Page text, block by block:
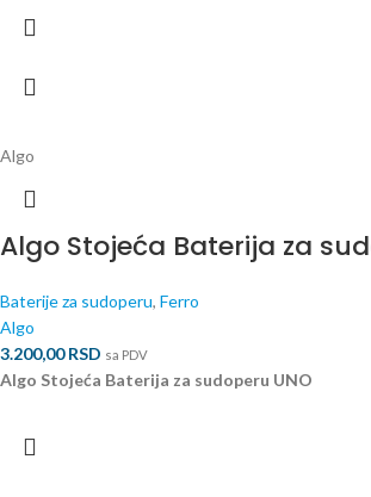
Algo
Algo Stojeća Baterija za
Baterije za sudoperu, Ferro
Algo
3.200,00RSD sa PDV
Algo Stojeća Baterija za sudoperu UNO